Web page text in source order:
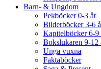
Barn- & Ungdom
Pekböcker 0-3 år
Bilderböcker 3-6
Kapitelböcker 6-9
Bokslukaren 9-12
Unga vuxna
Faktaböcker